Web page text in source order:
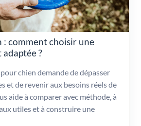
: comment choisir une
?
chien demande de dépasser
et de revenir aux besoins réels de
aide à comparer avec méthode, à
utiles et à construire une